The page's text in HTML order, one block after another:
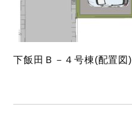
下飯田Ｂ－４号棟(配置図)